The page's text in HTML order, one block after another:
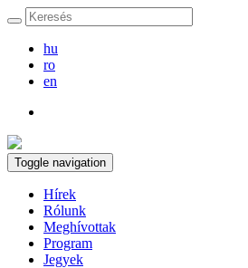
hu
ro
en
Toggle navigation
Hírek
Rólunk
Meghívottak
Program
Jegyek